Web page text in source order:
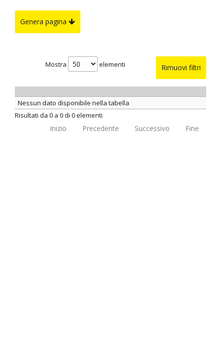
Genera pagina
Rimuovi filtri
Mostra elementi
Nessun dato disponibile nella tabella
Risultati da 0 a 0 di 0 elementi
Inizio Precedente Successivo Fine